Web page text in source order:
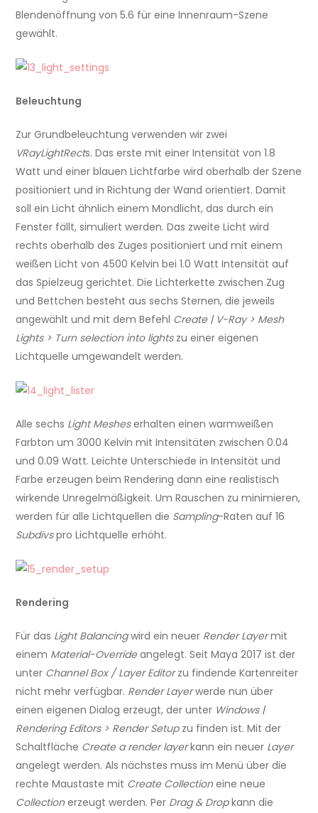
Blendenöffnung von 5.6 für eine Innenraum-Szene
gewählt.
Beleuchtung
Zur Grundbeleuchtung verwenden wir zwei
VRayLightRects. Das erste mit einer Intensität von 1.8
Watt und einer blauen Lichtfarbe wird oberhalb der Szene
positioniert und in Richtung der Wand orientiert. Damit
soll ein Licht ähnlich einem Mondlicht, das durch ein
Fenster fällt, simuliert werden. Das zweite Licht wird
rechts oberhalb des Zuges positioniert und mit einem
weißen Licht von 4500 Kelvin bei 1.0 Watt Intensität auf
das Spielzeug gerichtet. Die Lichterkette zwischen Zug
und Bettchen besteht aus sechs Sternen, die jeweils
angewählt und mit dem Befehl Create | V-Ray > Mesh
Lights > Turn selection into lightszu einer eigenen
Lichtquelle umgewandelt werden.
Alle sechs Light Mesheserhalten einen warmweißen
Farbton um 3000 Kelvin mit Intensitäten zwischen 0.04
und 0.09 Watt. Leichte Unterschiede in Intensität und
Farbe erzeugen beim Rendering dann eine realistisch
wirkende Unregelmäßigkeit. Um Rauschen zu minimieren,
werden für alle Lichtquellen die Sampling-Raten auf 16
Subdivspro Lichtquelle erhöht.
Rendering
Für das Light Balancingwird ein neuer Render Layermit
einem Material-Overrideangelegt. Seit Maya 2017 ist der
unter Channel Box / Layer Editorzu findende Kartenreiter
nicht mehr verfügbar. Render Layerwerde nun über
einen eigenen Dialog erzeugt, der unter Windows |
Rendering Editors > Render Setupzu finden ist. Mit der
Schaltfläche Create a render layerkann ein neuer Layer
angelegt werden. Als nächstes muss im Menü über die
rechte Maustaste mit Create Collectioneine neue
Collectionerzeugt werden. Per Drag & Dropkann die